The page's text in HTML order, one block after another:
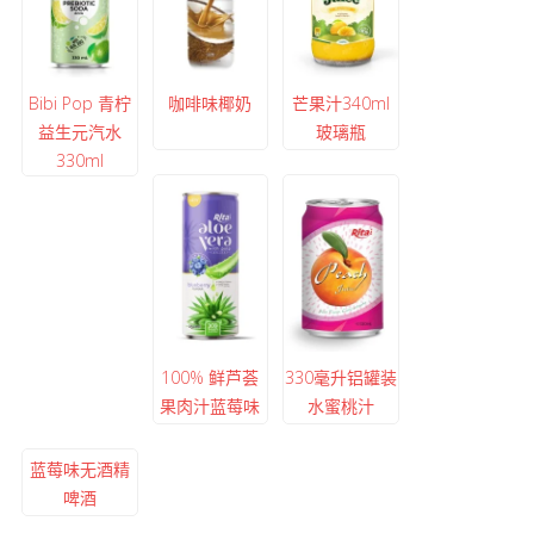
Bibi Pop 青柠
益生元汽水
330ml
咖啡味椰奶
芒果汁340ml
玻璃瓶
100% 鲜芦荟
果肉汁蓝莓味
330毫升铝罐装
水蜜桃汁
蓝莓味无酒精
啤酒